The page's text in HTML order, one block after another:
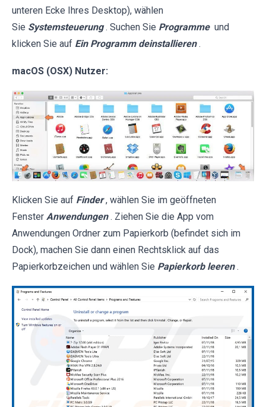
unteren Ecke Ihres Desktop), wählen
Sie Systemsteuerung . Suchen Sie Programme und
klicken Sie auf Ein Programm deinstallieren .
macOS (OSX) Nutzer:
Klicken Sie auf Finder , wählen Sie im geöffneten
Fenster Anwendungen . Ziehen Sie die App vom
Anwendungen Ordner zum Papierkorb (befindet sich im
Dock), machen Sie dann einen Rechtsklick auf das
Papierkorbzeichen und wählen Sie Papierkorb leeren .